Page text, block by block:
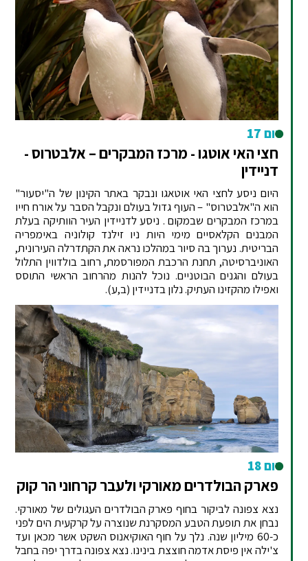
יום 17
חצי האי אוטגו - מרכז המבקרים – אלבטרוס -
דניידין
היום ניסע לחצי האי אוטאגו ונבקר באתר הקינון של ה"יסעור"
הוא ה"אלבטרוס" – העוף גדול בעולם ונקבל הסבר על אורח חייו
במרכז המבקרים שבמקום . ניסע לדניידין העיר הוותיקה בעלת
המבנים הקלאסיים מימי היות ניו זילנד קולוניה באימפריה
הבריטית. נערוך בה סיור במהלכו נראה את הקתדרלה העירונית,
האוניברסיטה, תחנת הרכבת המפורסמת, רחוב בולדווין התלול
בעולם והגנים הבוטניים. נוכל להנות מהרחוב הראשי התוסס
ואפילו מהקזינו העתיק. נלון בדניידין (ב,ע).
יום 18
פארק הבולדרים מאורקי ולעבר קרחוני הר קוק
נצא צפונה לביקור בחוף פארק הבולדרים העגולים של מאורקי.
נבחן את תופעת הטבע המסקרנת שנוצרה על קרקעית הים לפני
כ-60 מיליון שנה. נלך על חוף האוקיאנוס השקט אשר מכאן ועד
צ'ילה אין פיסת אדמה חוצצת בינינו. נצא צפונה בדרך יפה בחבל